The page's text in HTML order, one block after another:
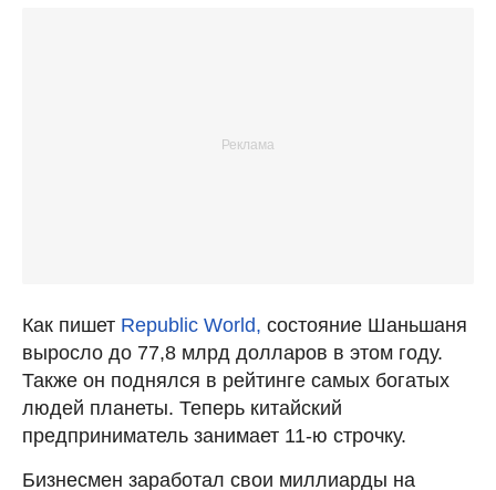
Как пишет Republic World, состояние Шаньшаня
выросло до 77,8 млрд долларов в этом году.
Также он поднялся в рейтинге самых богатых
людей планеты. Теперь китайский
предприниматель занимает 11-ю строчку.
Бизнесмен заработал свои миллиарды на